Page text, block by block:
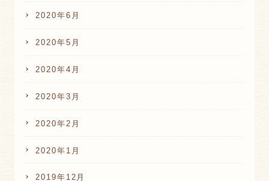
2020年6月
2020年5月
2020年4月
2020年3月
2020年2月
2020年1月
2019年12月